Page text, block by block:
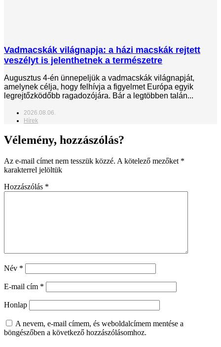
Vadmacskák világnapja: a házi macskák rejtett
veszélyt is jelenthetnek a természetre
Augusztus 4-én ünnepeljük a vadmacskák világnapját,
amelynek célja, hogy felhívja a figyelmet Európa egyik
legrejtőzködőbb ragadozójára. Bár a legtöbben talán...
2026.08.06.
Hírek
Vélemény, hozzászólás?
Az e-mail címet nem tesszük közzé. A kötelező mezőket *
karakterrel jelöltük
Hozzászólás *
Név *
E-mail cím *
Honlap
A nevem, e-mail címem, és weboldalcímem mentése a
böngészőben a következő hozzászólásomhoz.